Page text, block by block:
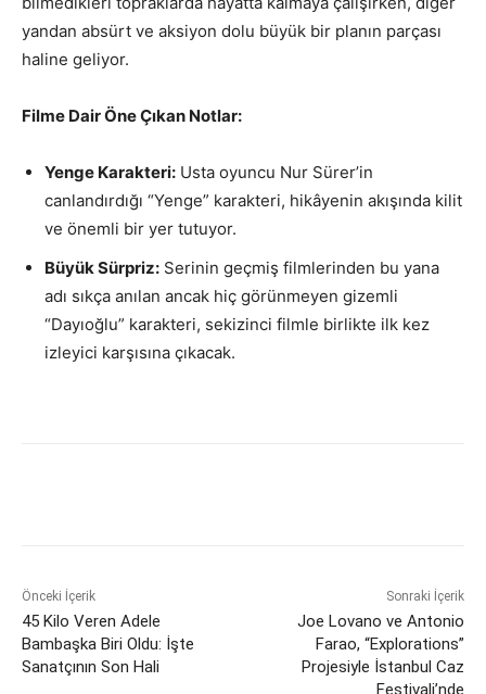
yandan absürt ve aksiyon dolu büyük bir planın parçası
haline geliyor.
Filme Dair Öne Çıkan Notlar:
Yenge Karakteri: Usta oyuncu Nur Sürer’in
canlandırdığı “Yenge” karakteri, hikâyenin akışında kilit
ve önemli bir yer tutuyor.
Büyük Sürpriz: Serinin geçmiş filmlerinden bu yana
adı sıkça anılan ancak hiç görünmeyen gizemli
“Dayıoğlu” karakteri, sekizinci filmle birlikte ilk kez
izleyici karşısına çıkacak.
Önceki İçerik
45 Kilo Veren Adele
Bambaşka Biri Oldu: İşte
Sanatçının Son Hali
Sonraki İçerik
Joe Lovano ve Antonio
Farao, “Explorations”
Projesiyle İstanbul Caz
Festivali’nde